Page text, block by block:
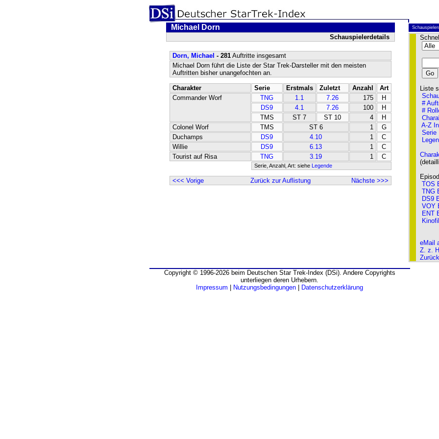
Michael Dorn
Schauspielerdetails
Dorn, Michael - 281Auftritte insgesamt
Michael Dorn führt die Liste der Star Trek-Darsteller mit den meisten
Auftritten bisher unangefochten an.
Charakter Serie Erstmals Zuletzt Anzahl
Art
Commander Worf
TNG 1.1 7.26 175
H
DS9
4.1 7.26 100
H
TMS
ST 7 ST 10 4
H
Colonel Worf
TMS ST 6 1
G
Duchamps
DS9 4.10 1
C
Willie
DS9 6.13 1
C
Tourist auf Risa
TNG 3.19 1 C
Serie, Anzahl, Art: siehe Legende
<<< Vorige Zurück zur Auflistung Nächste >>>
Liste
#
#
A-Z
Serie
TOS
TNG
DS9
VOY
ENT
eMail
Z. z.
Copyright © 1996-2026 beim Deutschen Star Trek-Index (DSi). Andere Copyrights
unterliegen deren Urhebern.
Impressum
Nutzungsbedingungen Datenschutzerklärung